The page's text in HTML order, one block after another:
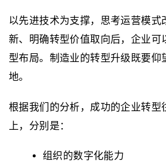
以先进技术为支撑，思考运营模式
新、明确转型价值取向后，企业可
型布局。制造业的转型升级既要仰
地。
根据我们的分析，成功的企业转型
上，分别是：
组织的数字化能力